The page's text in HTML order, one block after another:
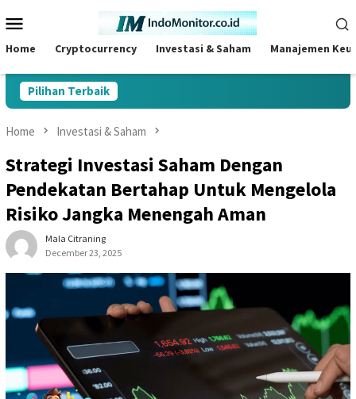
to
Menu
Home Cryptocurrency Investasi & Saham Manajemen
Pilihan Terbaik
Home Investasi & Saham
Strategi Investasi Saham Dengan
Pendekatan Bertahap Untuk Mengelola
Risiko Jangka Menengah Aman
Mala Citraning
December 23, 2025